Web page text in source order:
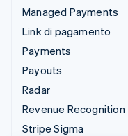
Managed Payments
Link di pagamento
Payments
Payouts
Radar
Revenue Recognition
Stripe Sigma